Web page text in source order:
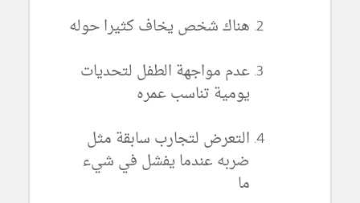
هناك شخص يخاف كثيرا حوله
عدم مواجهة الطفل لتحديات
يومية تناسب عمره
التعرض لتجارب سابقة مثل
ضربه عندما يفشل في شيء
ما